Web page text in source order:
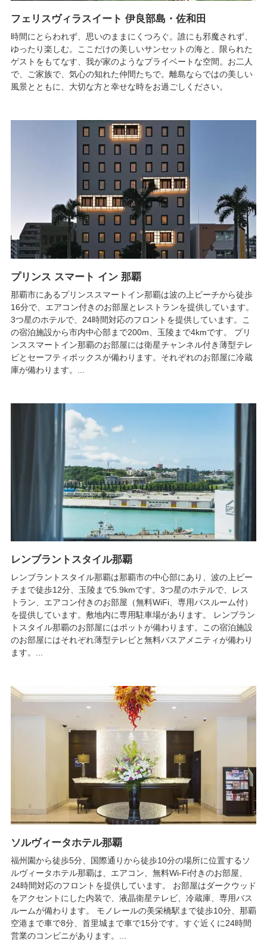
フェリスヴィラスイート 伊良部島・佐和田
時間にとらわれず、思いのままにくつろぐ。誰にも邪魔されず、
ゆったり楽しむ。ここだけの美しいサンセットの海と、限られた
ゲストをもてなす、我が家のようなプライベートな空間。お二人
で、ご家族で、気心の知れた仲間たちで。離島ならではの美しい
風景とともに、大切な方と幸せな時をお過ごしください。
プリンス スマート イン 那覇
那覇市にあるプリンススマートイン那覇は波の上ビーチから徒歩
16分で、エアコン付きのお部屋とレストランを提供しています。
3つ星のホテルで、24時間対応のフロントを提供しています。こ
の宿泊施設から市内中心部まで200m、玉陵まで4kmです。 プリ
ンススマートイン那覇のお部屋には衛星チャンネル付き薄型テレ
ビとセーフティボックスが備わります。それぞれのお部屋に冷蔵
庫が備わります。...
レンブラントスタイル那覇
レンブラントスタイル那覇は那覇市の中心部にあり、波の上ビー
チまで徒歩12分、玉陵まで5.9kmです。3つ星のホテルで、レス
トラン、エアコン付きのお部屋（無料WiFi、専用バスルーム付）
を提供しています。敷地内に専用駐車場があります。 レンブラン
トスタイル那覇のお部屋にはポットが備わります。この宿泊施設
のお部屋にはそれぞれ薄型テレビと無料バスアメニティが備わり
ます。...
ソルヴィータホテル那覇
福州園から徒歩5分、国際通りから徒歩10分の場所に位置するソ
ルヴィータホテル那覇は、エアコン、無料Wi-Fi付きのお部屋、
24時間対応のフロントを提供しています。 お部屋はダークウッド
をアクセントにした内装で、液晶衛星テレビ、冷蔵庫、専用バス
ルームが備わります。 モノレールの美栄橋駅まで徒歩10分、那覇
空港まで車で8分、首里城まで車で15分です。すぐ近くに24時間
営業のコンビニがあります。...